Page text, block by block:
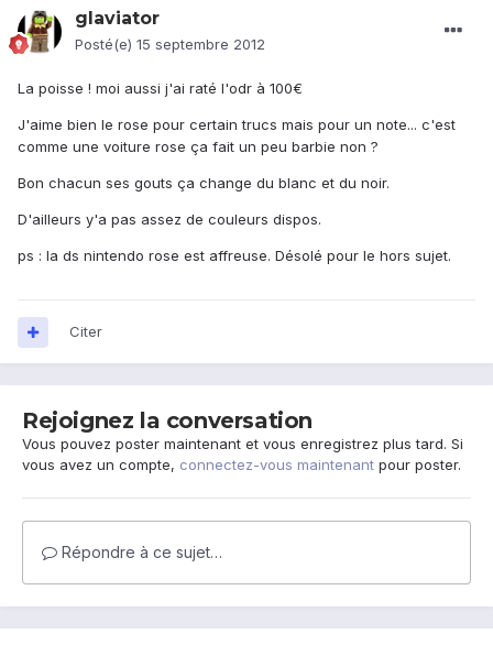
glaviator
Posté(e) 15 septembre 2012
La poisse ! moi aussi j'ai raté l'odr à 100€
J'aime bien le rose pour certain trucs mais pour un note... c'est
comme une voiture rose ça fait un peu barbie non ?
Bon chacun ses gouts ça change du blanc et du noir.
D'ailleurs y'a pas assez de couleurs dispos.
ps : la ds nintendo rose est affreuse. Désolé pour le hors sujet.
Citer
Rejoignez la conversation
Vous pouvez poster maintenant et vous enregistrez plus tard. Si
vous avez un compte, connectez-vous maintenant pour poster.
Répondre à ce sujet…